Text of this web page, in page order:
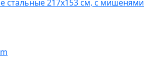
стальные 217x153 см, с мишенями